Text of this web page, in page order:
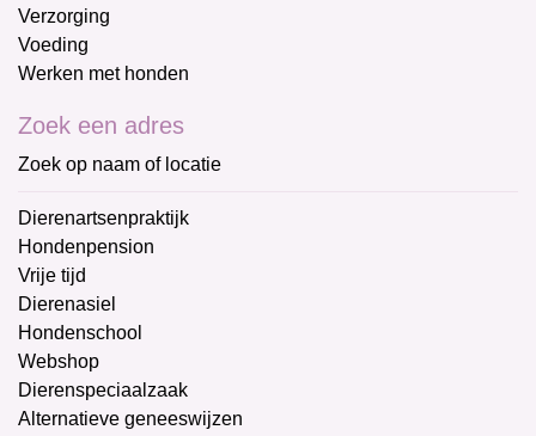
Verzorging
Voeding
Werken met honden
Zoek een adres
Zoek op naam of locatie
Dierenartsenpraktijk
Hondenpension
Vrije tijd
Dierenasiel
Hondenschool
Webshop
Dierenspeciaalzaak
Alternatieve geneeswijzen